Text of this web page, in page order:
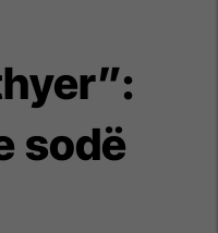
sodë